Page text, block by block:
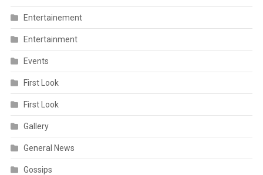
Entertainement
Entertainment
Events
First Look
First Look
Gallery
General News
Gossips